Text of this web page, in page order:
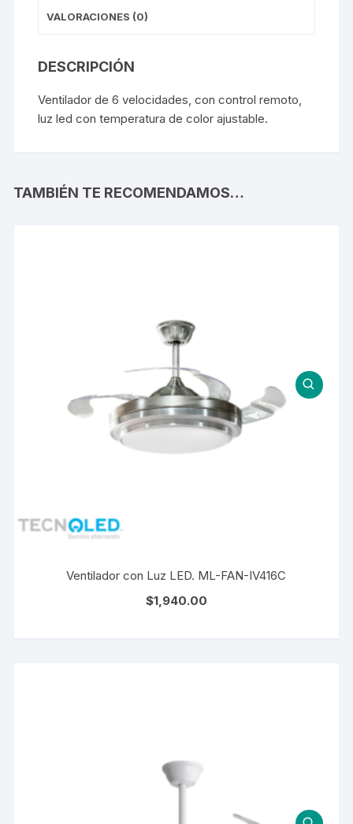
VALORACIONES (0)
DESCRIPCIÓN
Ventilador de 6 velocidades, con control remoto,
luz led con temperatura de color ajustable.
TAMBIÉN TE RECOMENDAMOS…
Ventilador con Luz LED. ML-FAN-IV416C
$1,940.00